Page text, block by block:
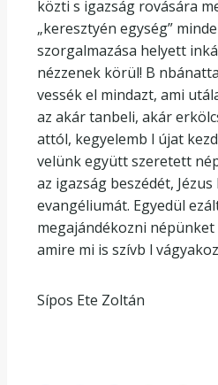
közti s igazság rovására
„keresztyén egység”
szorgalmazása helyett
nézzenek körül! B
vessék el mindazt, ami
az akár tanbeli, akár
attól, kegyelemb l újat
velünk együtt szeretett
az igazság beszédét,
evangéliumát. Egyedül
megajándékozni
amire mi is szívb l
Sípos Ete Zoltán